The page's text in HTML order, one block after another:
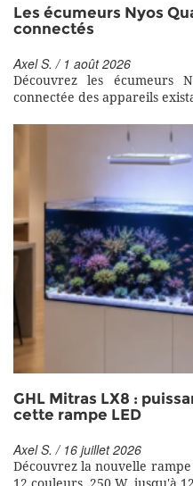
Les écumeurs Nyos
connectés
Axel S. / 1 août 2026
Découvrez les écumeurs
connectée des appareils
GHL Mitras LX8 :
cette rampe LED
Axel S. / 16 juillet 2026
Découvrez la nouvelle